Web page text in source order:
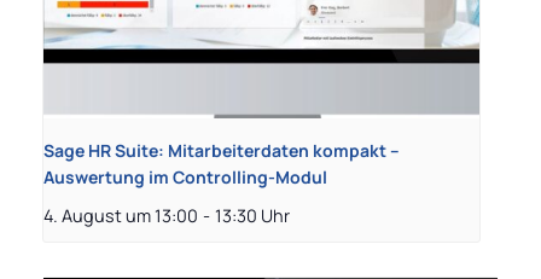
Sage HR Suite: Mitarbeiterdaten kompakt –
Auswertung im Controlling-Modul
4. August um 13:00 - 13:30